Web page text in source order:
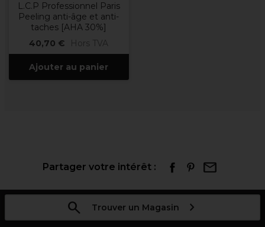
L.C.P Professionnel Paris
Peeling anti-âge et anti-
taches [AHA 30%]
40,70 €
Hors TVA
Ajouter au panier
Partager votre intérêt :
Trouver un Magasin